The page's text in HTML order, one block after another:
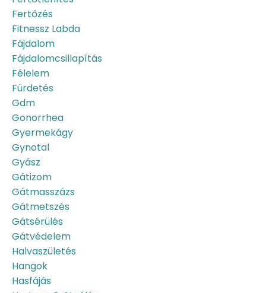
Fertőzés
Fitnessz Labda
Fájdalom
Fájdalomcsillapítás
Félelem
Fürdetés
Gdm
Gonorrhea
Gyermekágy
Gynotal
Gyász
Gátizom
Gátmasszázs
Gátmetszés
Gátsérülés
Gátvédelem
Halvaszületés
Hangok
Hasfájás